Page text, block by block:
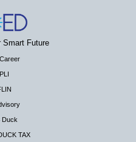
Smart Future
Duck
TAX